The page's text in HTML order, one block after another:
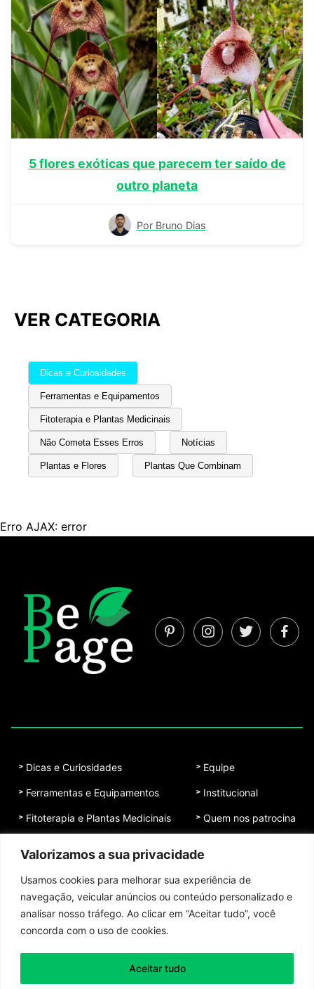
Valorizamos a sua privacidade
Usamos cookies para melhorar sua experiência de
navegação, veicular anúncios ou conteúdo personalizado e
analisar nosso tráfego. Ao clicar em “Aceitar tudo”, você
concorda com o uso de cookies.
Aceitar tudo
5 flores exóticas que parecem ter saído de
outro planeta
Por Bruno Dias
VER CATEGORIA
Dicas e Curiosidades
Ferramentas e Equipamentos
Fitoterapia e Plantas Medicinais
Não Cometa Esses Erros Notícias
Plantas e Flores Plantas Que Combinam
Erro AJAX: error
Dicas e Curiosidades
Ferramentas e Equipamentos
Fitoterapia e Plantas Medicinais
Plantas e Flores
Plantas Que Combinam
Equipe
Institucional
Quem nos patrocina
Toda honra e toda glória ao Senhor Jesus Cristo!